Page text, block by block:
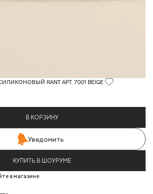
RANT АРТ. 7001 BEIGE
В КОРЗИНУ
Уведомить
КУПИТЬ В ШОУРУМЕ
в магазине